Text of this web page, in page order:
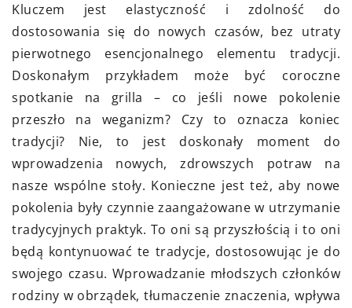
Kluczem jest elastyczność i zdolność do
dostosowania się do nowych czasów, bez utraty
pierwotnego esencjonalnego elementu tradycji.
Doskonałym przykładem może być coroczne
spotkanie na grilla – co jeśli nowe pokolenie
przeszło na weganizm? Czy to oznacza koniec
tradycji? Nie, to jest doskonały moment do
wprowadzenia nowych, zdrowszych potraw na
nasze wspólne stoły. Konieczne jest też, aby nowe
pokolenia były czynnie zaangażowane w utrzymanie
tradycyjnych praktyk. To oni są przyszłością i to oni
będą kontynuować te tradycje, dostosowując je do
swojego czasu. Wprowadzanie młodszych członków
rodziny w obrządek, tłumaczenie znaczenia, wpływa